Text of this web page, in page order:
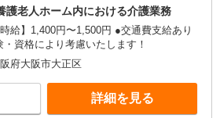
護老人ホーム内における介護業務
給】1,400円〜1,500円 ●交通費支給あり
資格により考慮いたします！
府大阪市大正区
詳細を見る